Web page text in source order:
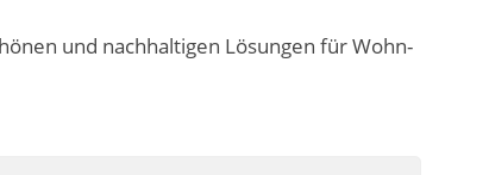
und nachhaltigen Lösungen für Wohn-